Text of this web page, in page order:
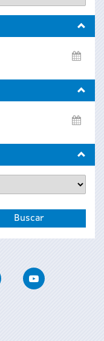
InstagramYoutube